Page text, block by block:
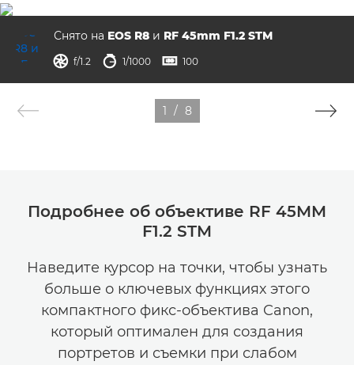
Снято на EOS R8 и RF 45mm F1.2 STM
диафрагма
 f/1.2 выдержка
 1/1000 ISO
 100
1 / 8
Подробнее об объективе RF 45MM
F1.2 STM
Наведите курсор на точки, чтобы узнать
больше о ключевых функциях этого
компактного фикс-объектива Canon,
который оптимален для создания
портретов и съемки при слабом